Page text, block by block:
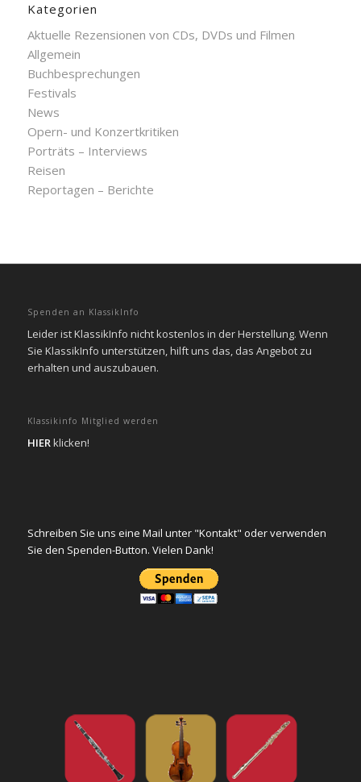
Kategorien
Aktuelle Rezensionen von CDs, DVDs und Filmen
Allgemein
Buchbesprechungen
Festivals
News
Opern- und Konzertkritiken
Porträts – Interviews
Reisen
Reportagen – Berichte
Spenden an KlassikInfo
Leider ist KlassikInfo nicht kostenlos in der Herstellung. Wenn
Sie KlassikInfo unterstützen, hilft uns das, das Angebot zu
erhalten und auszubauen.
Klassikinfo Mitglied werden
HIERklicken!
Schreiben Sie uns eine Mail unter "Kontakt" oder verwenden
Sie den Spenden-Button. Vielen Dank!